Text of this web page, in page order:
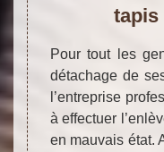
tapis
Pour tout les
détachage de
l’entreprise
à effectuer
en mauvais état.